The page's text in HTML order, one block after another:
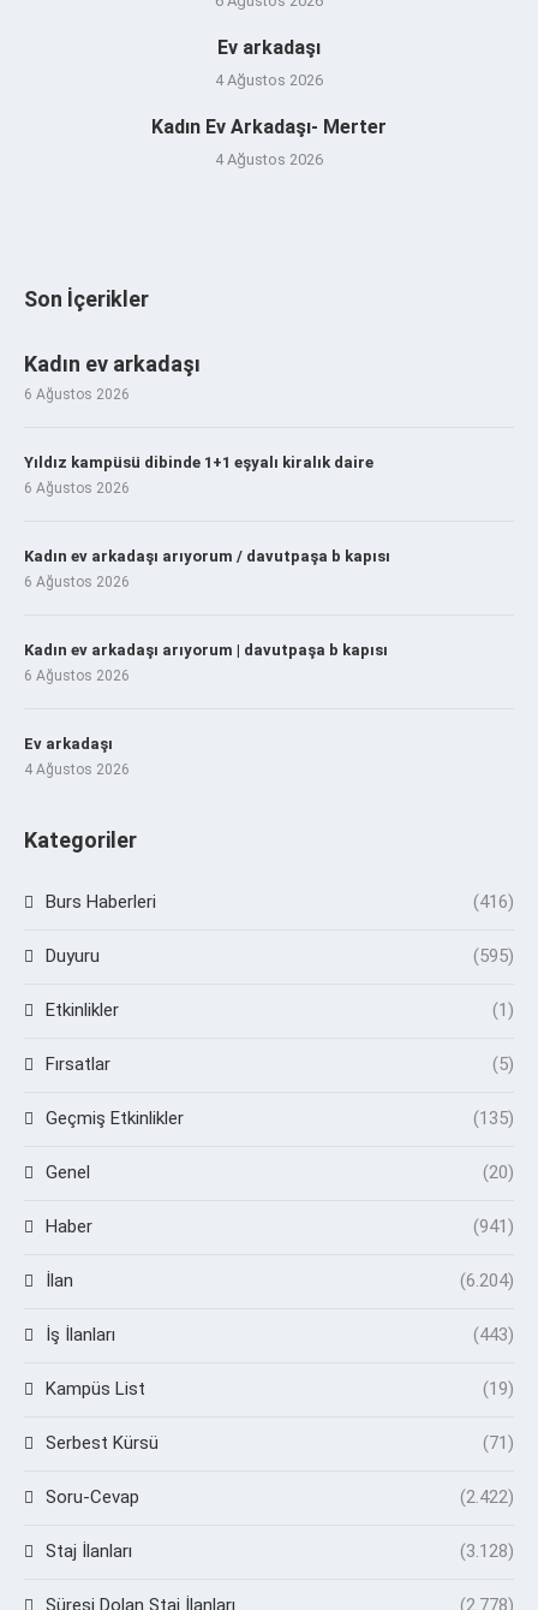
Ev arkadaşı
4 Ağustos 2026
Kadın Ev Arkadaşı- Merter
4 Ağustos 2026
Son İçerikler
Kadın ev arkadaşı
6 Ağustos 2026
Yıldız kampüsü dibinde 1+1 eşyalı kiralık daire
6 Ağustos 2026
Kadın ev arkadaşı arıyorum / davutpaşa b kapısı
6 Ağustos 2026
Kadın ev arkadaşı arıyorum | davutpaşa b kapısı
6 Ağustos 2026
Ev arkadaşı
4 Ağustos 2026
Kategoriler
Burs Haberleri (416)
Duyuru (595)
Etkinlikler (1)
Fırsatlar (5)
Geçmiş Etkinlikler (135)
Genel (20)
Haber (941)
İlan (6.204)
İş İlanları (443)
Kampüs List (19)
Serbest Kürsü (71)
Soru-Cevap (2.422)
Staj İlanları (3.128)
Süresi Dolan Staj İlanları (2.778)